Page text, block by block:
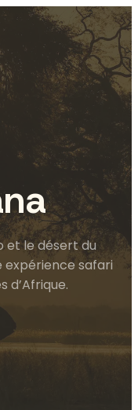
et le désert du
expérience safari
d’Afrique.